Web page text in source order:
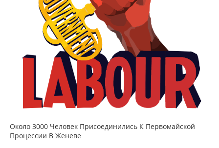
Около 3000 Человек Присоединились К Первомайской
Процессии В Женеве